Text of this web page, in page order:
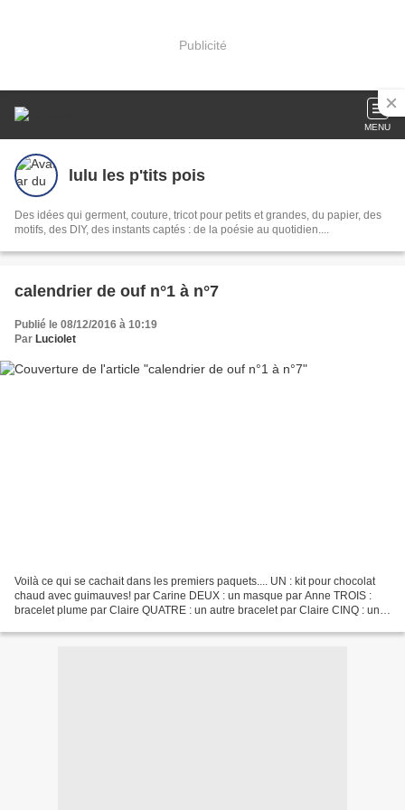
Publicité
MENU
lulu les p'tits pois
Des idées qui germent, couture, tricot pour petits et grandes, du papier, des
motifs, des DIY, des instants captés : de la poésie au quotidien....
calendrier de ouf n°1 à n°7
Publié le 08/12/2016 à 10:19
Par Luciolet
Voilà ce qui se cachait dans les premiers paquets.... UN : kit pour chocolat
chaud avec guimauves! par Carine DEUX : un masque par Anne TROIS :
bracelet plume par Claire QUATRE : un autre bracelet par Claire CINQ : un